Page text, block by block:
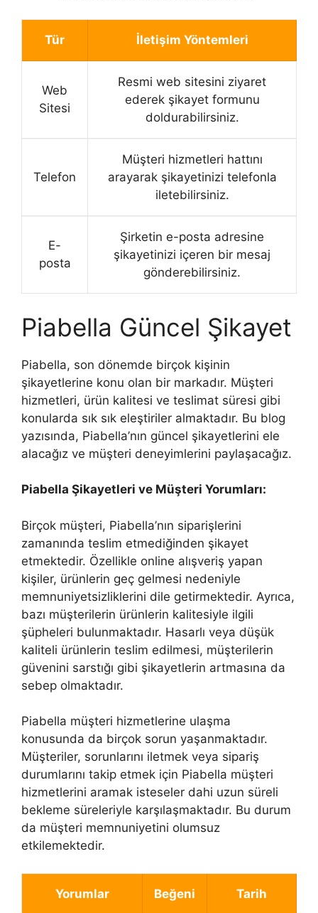
Tür İletişim Yöntemleri
Web
Sitesi
Resmi web sitesini ziyaret
ederek şikayet formunu
doldurabilirsiniz.
Telefon
Müşteri hizmetleri hattını
arayarak şikayetinizi telefonla
iletebilirsiniz.
E-
posta
Şirketin e-posta adresine
şikayetinizi içeren bir mesaj
gönderebilirsiniz.
Piabella Güncel Şikayet
Piabella, son dönemde birçok kişinin
şikayetlerine konu olan bir markadır. Müşteri
hizmetleri, ürün kalitesi ve teslimat süresi gibi
konularda sık sık eleştiriler almaktadır. Bu blog
yazısında, Piabella’nın güncel şikayetlerini ele
alacağız ve müşteri deneyimlerini paylaşacağız.
Piabella Şikayetleri ve Müşteri Yorumları:
Birçok müşteri, Piabella’nın siparişlerini
zamanında teslim etmediğinden şikayet
etmektedir. Özellikle online alışveriş yapan
kişiler, ürünlerin geç gelmesi nedeniyle
memnuniyetsizliklerini dile getirmektedir. Ayrıca,
bazı müşterilerin ürünlerin kalitesiyle ilgili
şüpheleri bulunmaktadır. Hasarlı veya düşük
kaliteli ürünlerin teslim edilmesi, müşterilerin
güvenini sarstığı gibi şikayetlerin artmasına da
sebep olmaktadır.
Piabella müşteri hizmetlerine ulaşma
konusunda da birçok sorun yaşanmaktadır.
Müşteriler, sorunlarını iletmek veya sipariş
durumlarını takip etmek için Piabella müşteri
hizmetlerini aramak isteseler dahi uzun süreli
bekleme süreleriyle karşılaşmaktadır. Bu durum
da müşteri memnuniyetini olumsuz
etkilemektedir.
Yorumlar Beğeni Tarih